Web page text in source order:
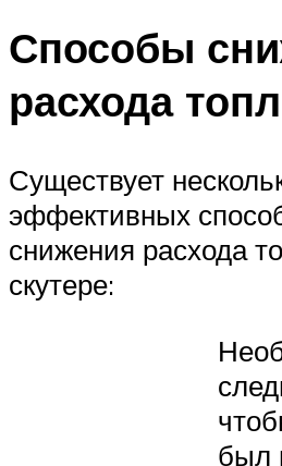
Способы
расхода
Существует
эффективных
снижения расхода
скутере:
был